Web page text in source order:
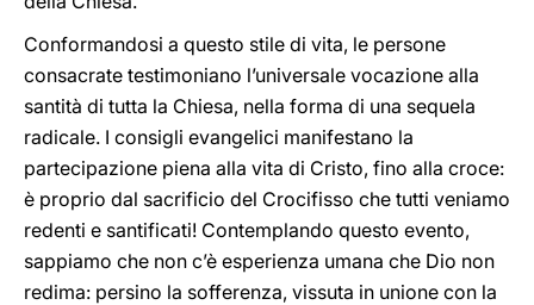
Conformandosi a questo stile di vita, le persone
consacrate testimoniano l’universale vocazione alla
santità di tutta la Chiesa, nella forma di una sequela
radicale. I consigli evangelici manifestano la
partecipazione piena alla vita di Cristo, fino alla croce:
è proprio dal sacrificio del Crocifisso che tutti veniamo
redenti e santificati! Contemplando questo evento,
sappiamo che non c’è esperienza umana che Dio non
redima: persino la sofferenza, vissuta in unione con la